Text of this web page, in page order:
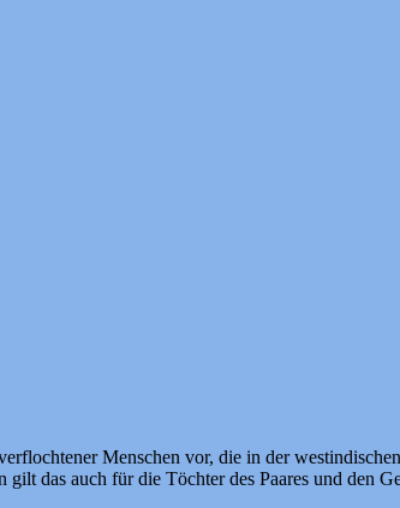
Menschen vor, die in der
das auch für die Töchter des Paares und den